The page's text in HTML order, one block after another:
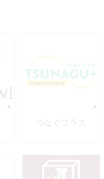
つなぐプラス